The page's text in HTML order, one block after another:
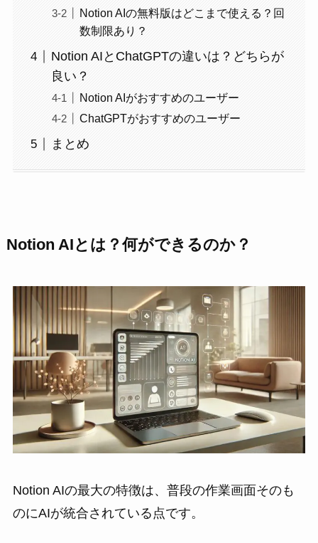
Notion AIの無料版はどこまで使える？回
数制限あり？
Notion AIとChatGPTの違いは？どちらが
良い？
Notion AIがおすすめのユーザー
ChatGPTがおすすめのユーザー
まとめ
Notion AIとは？何ができるのか？
Notion AIの最大の特徴は、普段の作業画面そのも
のにAIが統合されている点です。